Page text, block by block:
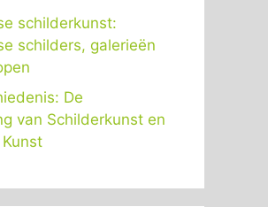
schilderkunst:
schilders, galerieën
De
van Schilderkunst en